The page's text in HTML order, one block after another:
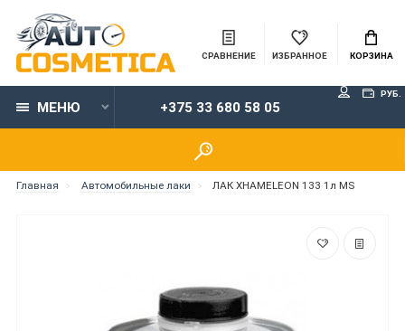
СРАВНЕНИЕ ИЗБРАННОЕ КОРЗИНА
МЕНЮ +375 33 680 58 05
РУБ.
Главная Автомобильные лаки ЛАК XHAMELEON 133 1л MS